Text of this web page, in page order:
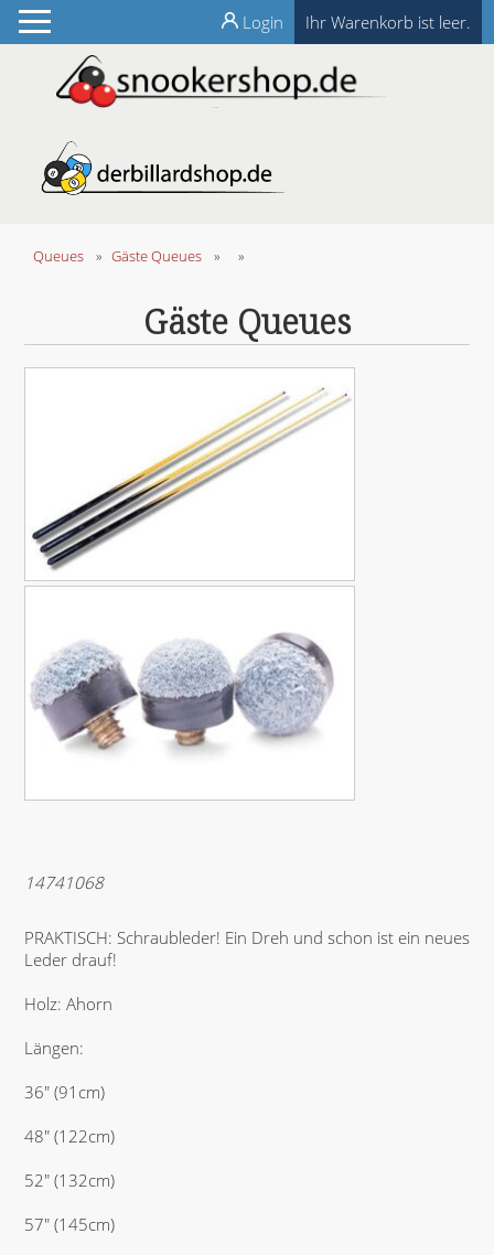
Ihr Warenkorb ist leer.
Login
Queues » Gäste Queues » »
Gäste Queues
14741068
PRAKTISCH: Schraubleder! Ein Dreh und schon ist ein neues
Leder drauf!
Holz: Ahorn
Längen:
36" (91cm)
48" (122cm)
52" (132cm)
57" (145cm)